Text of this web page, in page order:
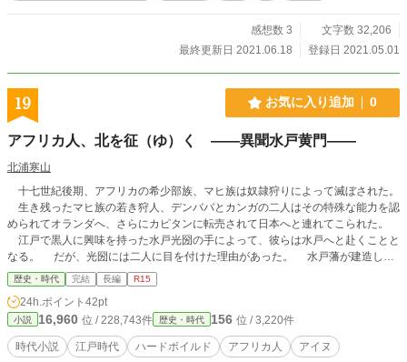
感想数 3
文字数 32,206
最終更新日 2021.06.18
登録日 2021.05.01
19 お気に入り追加 0
アフリカ人、北を征（ゆ）く ――異聞水戸黄門――
北浦寒山
十七世紀後期、アフリカの希少部族、マヒ族は奴隷狩りによって滅ぼされた。
生き残ったマヒ族の若き狩人、デンババとカンガの二人はその特殊な能力を認
められてオランダへ、さらにカピタンに転売されて日本へと連れてこられた。
江戸で黒人に興味を持った水戸光圀の手によって、彼らは水戸へと赴くことと
なる。 だが、光圀には二人に目を付けた理由があった。 水戸藩が建造した
巨船「快風丸」に乗せ、蝦夷地（北海道）へ向かわせるためだ。 「石狩アイヌ
の長老、ハウカセに会え」 それが二人に課せられた密命だった。 快風丸は
一路、北へ。 石狩の奥地へ向かった二人は身に覚えのない罪でアイヌたちに
捕えられる。 そんな二人を救ったのは「村はずれ」と呼ばれる二人の少女イ
リカとエマリヤだった。 私利私欲に走る次郎左にそそのかされた急進派のサ
マイカチはデンババたちと少女二人を抹殺しようと謀る。 四人を襲う危機ま
歴史・時代 完結 長編 R15
24h.ポイント 42pt
小説 16,960 位 / 228,743件 歴史・時代 156 位 / 3,220件
時代小説 江戸時代 ハードボイルド アフリカ人 アイヌ